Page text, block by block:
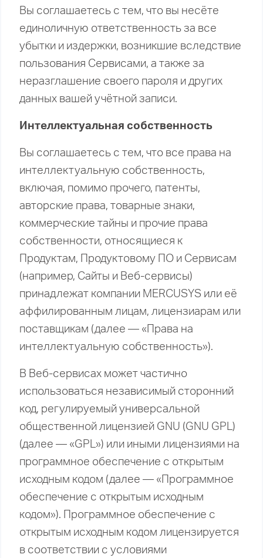
Вы соглашаетесь с тем, что вы несёте
единоличную ответственность за все
убытки и издержки, возникшие вследствие
пользования Сервисами, а также за
неразглашение своего пароля и других
данных вашей учётной записи.
Интеллектуальная собственность
Вы соглашаетесь с тем, что все права на
интеллектуальную собственность,
включая, помимо прочего, патенты,
авторские права, товарные знаки,
коммерческие тайны и прочие права
собственности, относящиеся к
Продуктам, Продуктовому ПО и Сервисам
(например, Сайты и Веб-сервисы)
принадлежат компании MERCUSYS или её
аффилированным лицам, лицензиарам или
поставщикам (далее — «Права на
интеллектуальную собственность»).
В Веб-сервисах может частично
использоваться независимый сторонний
код, регулируемый универсальной
общественной лицензией GNU (GNU GPL)
(далее — «GPL») или иными лицензиями на
программное обеспечение с открытым
исходным кодом (далее — «Программное
обеспечение с открытым исходным
кодом»). Программное обеспечение с
открытым исходным кодом лицензируется
в соответствии с условиями